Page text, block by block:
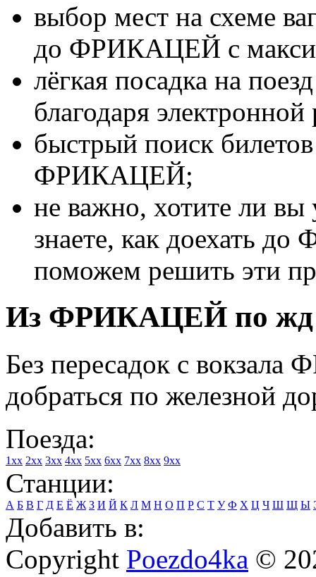
выбор мест на схеме
до ФРИКАЦЕЙ с
лёгкая посадка на
благодаря
быстрый поиск
ФРИКАЦЕЙ;
не важно, хотите ли
знаете, как доехать
поможем решить эти
Из ФРИКАЦЕЙ по жд
Без пересадок с
добраться по железной
Поезда:
1xx 2xx 3xx 4xx 5xx 6xx 7xx 8xx 9xx
Станции:
А Б В Г Д Е Ё Ж З И Й К Л М Н О П Р С Т У Ф Х Ц Ч Ш Щ Ы
Добавить в:
Copyright Poezdo4ka ©